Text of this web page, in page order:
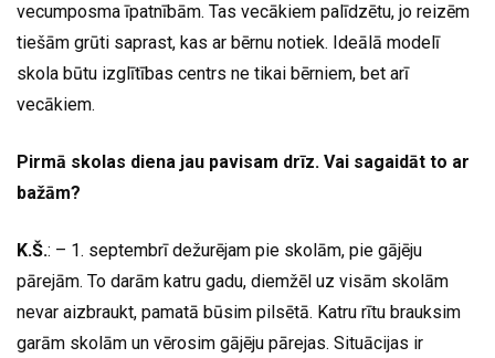
vecumposma īpatnībām. Tas vecākiem palīdzētu, jo reizēm
tiešām grūti saprast, kas ar bērnu notiek. Ideālā modelī
skola būtu izglītības centrs ne tikai bērniem, bet arī
vecākiem.
Pirmā skolas diena jau pavisam drīz. Vai sagaidāt to ar
bažām?
K.Š.: – 1. septembrī dežurējam pie skolām, pie gājēju
pārejām. To darām katru gadu, diemžēl uz visām skolām
nevar aizbraukt, pamatā būsim pilsētā. Katru rītu brauksim
garām skolām un vērosim gājēju pārejas. Situācijas ir